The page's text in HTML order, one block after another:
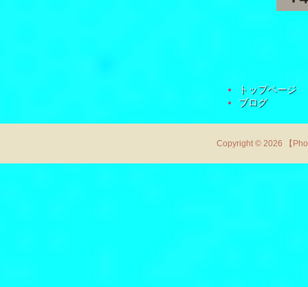
トップページ
ブログ
Copyright © 2026 【